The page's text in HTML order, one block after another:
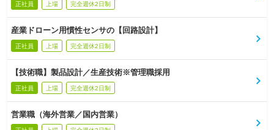
正社員 上場 完全週休2日制
産業ドローン用慣性センサの【回路設計】
正社員 上場 完全週休2日制
【技術職】製品設計／生産技術※管理職採用
正社員 上場 完全週休2日制
営業職（海外営業／国内営業）